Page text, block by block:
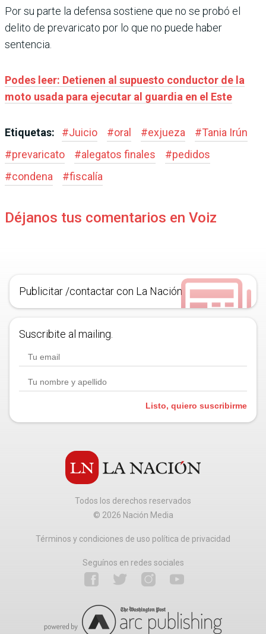
Por su parte la defensa sostiene que no se probó el
delito de prevaricato por lo que no puede haber
sentencia.
Podes leer: Detienen al supuesto conductor de la
moto usada para ejecutar al guardia en el Este
Etiquetas: #Juicio #oral #exjueza #Tania Irún
#prevaricato #alegatos finales #pedidos
#condena #fiscalía
Déjanos tus comentarios en Voiz
Publicitar /contactar con La Nación
Suscribite al mailing.
Listo, quiero suscribirme
Todos los derechos reservados
© 2026 Nación Media
Términos y condiciones de uso política de privacidad
Seguínos en redes sociales